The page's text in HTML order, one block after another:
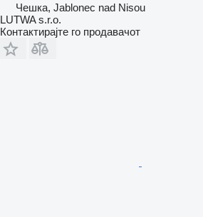
Чешка, Jablonec nad Nisou
LUTWA s.r.o.
Контактирајте го продавачот